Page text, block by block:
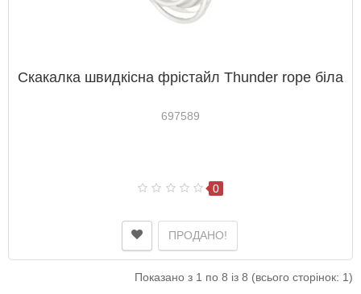
Скакалка швидкісна фрістайл Thunder rope біла
697589
0
ПРОДАНО!
Показано з 1 по 8 із 8 (всього сторінок: 1)